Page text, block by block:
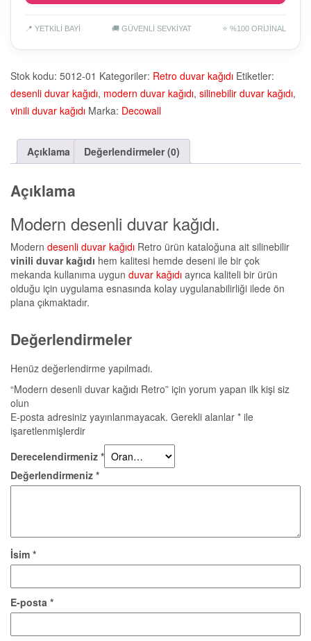
📍 YETKİLİ BAYİ 🚚 GÜVENLİ SEVKİYAT ⭐ %100 ORİJİNAL
Stok kodu: 5012-01 Kategoriler: Retro duvar kağıdı Etiketler:
desenli duvar kağıdı, modern duvar kağıdı, silinebilir duvar kağıdı,
vinili duvar kağıdı Marka: Decowall
Açıklama Değerlendirmeler (0)
Açıklama
Modern desenli duvar kağıdı.
Modern desenli duvar kağıdı Retro ürün kataloğuna ait silinebilir
vinili duvar kağıdı hem kalitesi hemde deseni ile bir çok
mekanda kullanıma uygun duvar kağıdı ayrıca kaliteli bir ürün
olduğu için uygulama esnasında kolay uygulanabilirliği ilede ön
plana çıkmaktadır.
Değerlendirmeler
Henüz değerlendirme yapılmadı.
“Modern desenli duvar kağıdı Retro” için yorum yapan ilk kişi siz
olun
E-posta adresiniz yayınlanmayacak. Gerekli alanlar * ile
işaretlenmişlerdir
Derecelendirmeniz *
Değerlendirmeniz *
İsim *
E-posta *